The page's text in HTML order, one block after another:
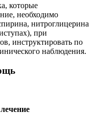
которые
необходимо
нитроглицерина
при
инструктировать по
наблюдения.